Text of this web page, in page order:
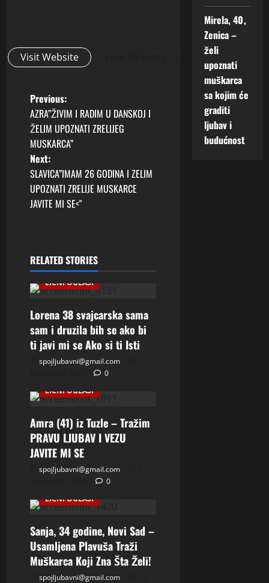
Visit Website
P
o
s
t
n
v
i
g
a
t
o
n
Previous:
AZRA”ŽIVIM I RADIM U DANSKOJ I
ŽELIM UPOZNATI ZRELIJEG
MUSKARCA”
Next:
SLAVICA”IMAM 26 GODINA I ZELIM
UPOZNATI ZRELIJE MUSKARCE
JAVITE MI SE<"
RELATED STORIES
LIČNI OGLASI
Lorena 38 svajcarska sama
sam i druzila bih se ako bi
ti javi mi se Ako si ti Isti
spojljubavni@gmail.com
0
LIČNI OGLASI
Amra (41) iz Tuzle – Tražim
PRAVU LJUBAV I VEZU
JAVITE MI SE
spojljubavni@gmail.com
0
LIČNI OGLASI
Sanja, 34 godine, Novi Sad –
Usamljena Plavuša Traži
Muškarca Koji Zna Šta Želi!
spojljubavni@gmail.com
Mirela, 40,
Zenica –
želi
upoznati
muškarca
sa kojim će
graditi
ljubav i
budućnost